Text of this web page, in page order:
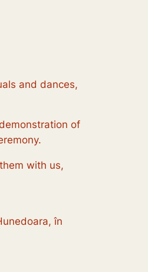
and dances,
of
with us,
în